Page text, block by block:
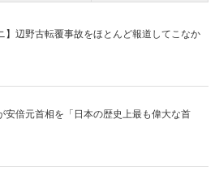
】辺野古転覆事故をほとんど報道してこなか
安倍元首相を「日本の歴史上最も偉大な首